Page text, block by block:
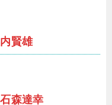
賢雄
森達幸